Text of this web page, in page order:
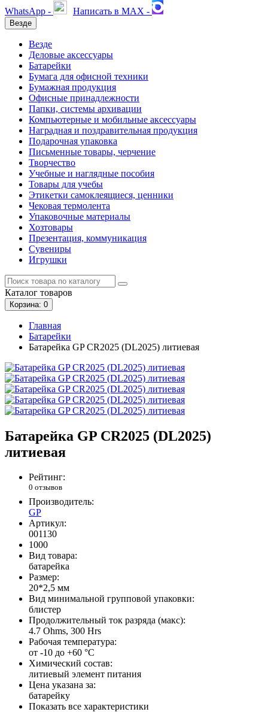
WhatsApp - Написать в MAX -
Везде
Везде
Деловые аксессуары
Батарейки
Бумага для офисной техники
Бумажная продукция
Офисные принадлежности
Папки, системы архивации
Компьютерные и мобильные аксессуары
Наградная и поздравительная продукция
Подарочная упаковка
Письменные товары, черчение
Творчество
Учебные и наглядные пособия
Товары для учебы
Этикетки самоклеящиеся, ценники
Чековая термолента
Упаковочные материалы
Хозтовары
Презентация, коммуникация
Сувениры
Игрушки
Каталог товаров
Корзина: 0
Главная
Батарейки
Батарейка GP CR2025 (DL2025) литиевая
Батарейка GP CR2025 (DL2025)
литиевая
Рейтинг:
0 отзывов
Производитель:
GP
Артикул:
001130
1000
Вид товара:
батарейка
Размер:
20*2,5 мм
Вид минимальной групповой упаковки:
блистер
Продолжительный ток разряда (макс):
4.7 Ohms, 300 Нrs
Рабочая температура:
от -10 до +60 °C
Химический состав:
литиевый элемент питания
Цена указана за:
батарейку
Показать все характеристики